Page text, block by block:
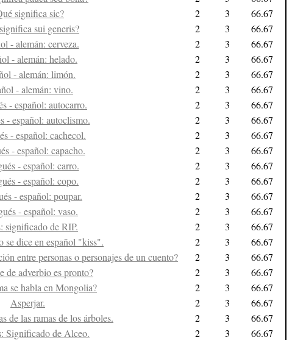
significa sic? 2 3
66.67
sui generis? 2 3
66.67
- alemán: cerveza. 2 3
66.67
- alemán: helado. 2 3
66.67
- alemán: limón. 2 3
66.67
- alemán: vino. 2 3
66.67
- español: autocarro. 2 3
66.67
- español: autoclismo. 2 3
66.67
- español: cachecol. 2 3
66.67
- español: capacho. 2 3
66.67
- español: carro. 2 3
66.67
- español: copo. 2 3
66.67
- español: poupar. 2 3
66.67
- español: vaso. 2 3
66.67
significado de RIP. 2 3
66.67
se dice en español "kiss". 2 3
66.67
entre personas o personajes de un cuento? 2 3
66.67
de adverbio es pronto? 2 3
66.67
se habla en Mongolia? 2 3
66.67
Asperjar. 2 3
66.67
de las ramas de los árboles. 2 3
66.67
Significado de Alceo. 2 3
66.67